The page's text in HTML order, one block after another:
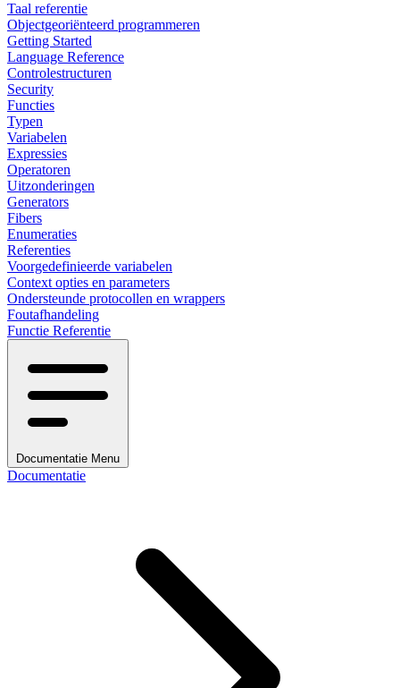
Taal referentie
Objectgeoriënteerd programmeren
Getting Started
Language Reference
Controlestructuren
Security
Functies
Typen
Variabelen
Expressies
Operatoren
Uitzonderingen
Generators
Fibers
Enumeraties
Referenties
Voorgedefinieerde variabelen
Context opties en parameters
Ondersteunde protocollen en wrappers
Foutafhandeling
Functie Referentie
Documentatie Menu
Documentatie